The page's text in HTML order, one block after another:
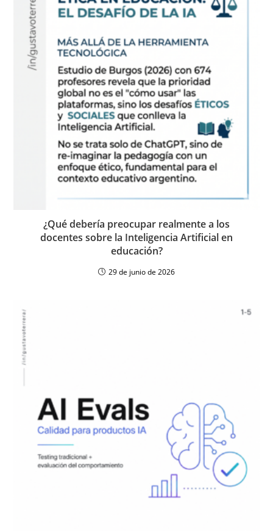
¿Qué debería preocupar realmente a los
docentes sobre la Inteligencia Artificial en
educación?
29 de junio de 2026